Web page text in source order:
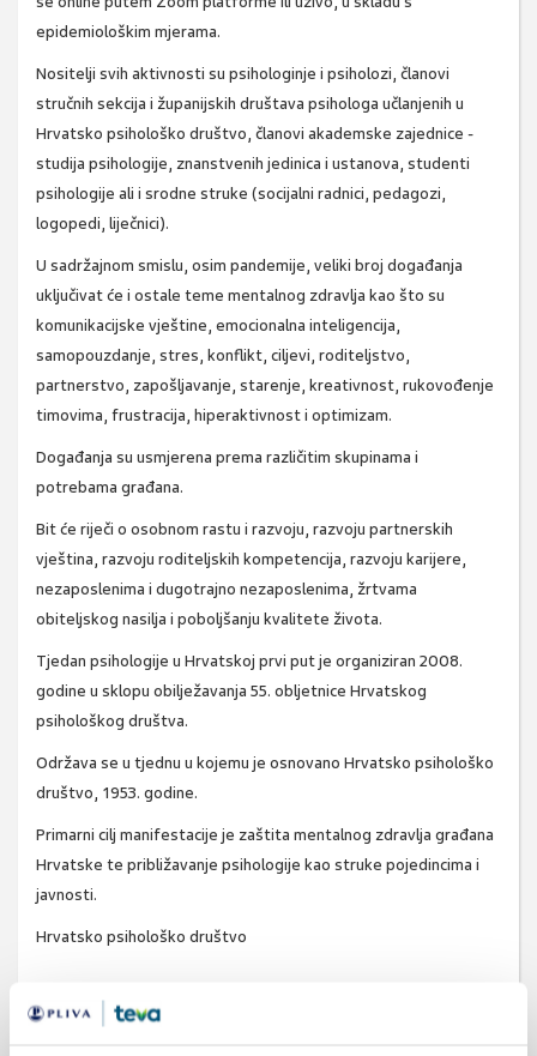
epidemiološkim mjerama.
Nositelji svih aktivnosti su psihologinje i psiholozi, članovi
stručnih sekcija i županijskih društava psihologa učlanjenih u
Hrvatsko psihološko društvo, članovi akademske zajednice -
studija psihologije, znanstvenih jedinica i ustanova, studenti
psihologije ali i srodne struke (socijalni radnici, pedagozi,
logopedi, liječnici).
U sadržajnom smislu, osim pandemije, veliki broj događanja
uključivat će i ostale teme mentalnog zdravlja kao što su
komunikacijske vještine, emocionalna inteligencija,
samopouzdanje, stres, konflikt, ciljevi, roditeljstvo,
partnerstvo, zapošljavanje, starenje, kreativnost, rukovođenje
timovima, frustracija, hiperaktivnost i optimizam.
Događanja su usmjerena prema različitim skupinama i
potrebama građana.
Bit će riječi o osobnom rastu i razvoju, razvoju partnerskih
vještina, razvoju roditeljskih kompetencija, razvoju karijere,
nezaposlenima i dugotrajno nezaposlenima, žrtvama
obiteljskog nasilja i poboljšanju kvalitete života.
Tjedan psihologije u Hrvatskoj prvi put je organiziran 2008.
godine u sklopu obilježavanja 55. obljetnice Hrvatskog
psihološkog društva.
Održava se u tjednu u kojemu je osnovano Hrvatsko psihološko
društvo, 1953. godine.
Primarni cilj manifestacije je zaštita mentalnog zdravlja građana
Hrvatske te približavanje psihologije kao struke pojedincima i
javnosti.
Hrvatsko psihološko društvo